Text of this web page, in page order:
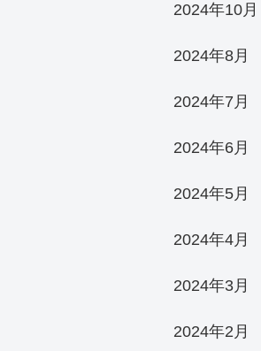
2024年10月
2024年8月
2024年7月
2024年6月
2024年5月
2024年4月
2024年3月
2024年2月